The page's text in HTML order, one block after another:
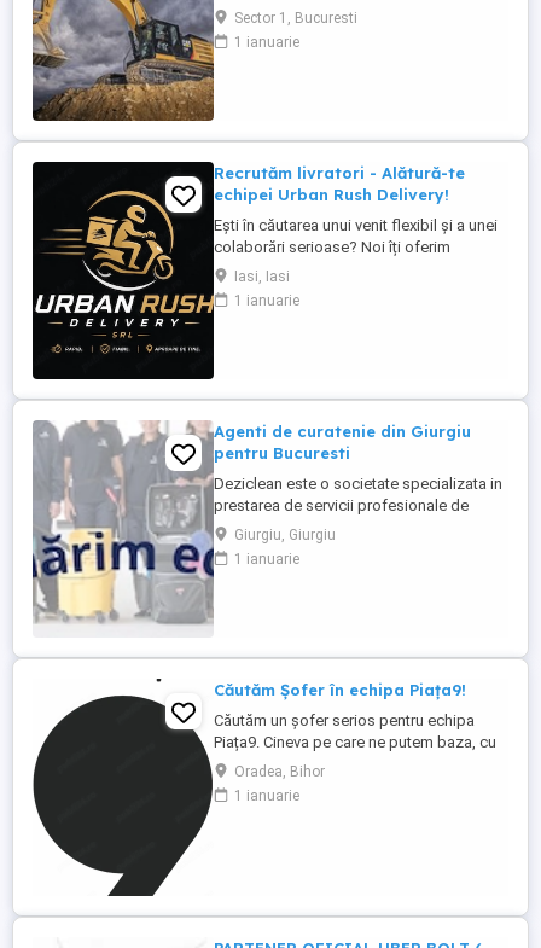
(intre Mogosoaia - Chitila). Asiguram
transport tur-retur pe ruta Crevedia -
Mogosoaia si Bucurestii Noi - Mogosoaia.
Sector 1, Bucuresti
1 ianuarie
Recrutăm livratori - Alătură-te
echipei Urban Rush Delivery!
Ești în căutarea unui venit flexibil și a unei
colaborări serioase? Noi îți oferim
posibilitatea să livrezi prin cele mai mari
platforme de livrare din România, într-un
mediu profesionist și transparent. Ce îți
Iasi, Iasi
1 ianuarie
Agenti de curatenie din Giurgiu
pentru Bucuresti
Deziclean este o societate specializata in
prestarea de servicii profesionale de
curatenie. Compania noastra asigura
servicii de curatenie in aproape toate
orasele mari din Romania. Suntem in
Giurgiu, Giurgiu
1 ianuarie
Căutăm Șofer în echipa Piața9!
Căutăm un șofer serios pentru echipa
Piața9. Cineva pe care ne putem baza, cu
marfa și cu mașina. Salariu: 6.300 6.800 lei
brut lună Ce vei face: - Vei conduce o
dubă Ford Transit de 3,5 tone pentru
Oradea, Bihor
1 ianuarie